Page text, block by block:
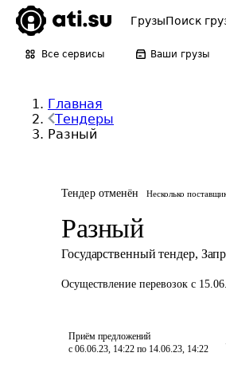
ГрузыПоиск
Все сервисы Ваши грузы
Главная
Тендеры
Разный
Тендер отменён Несколько
Разный
Государственный тендер,
Осуществление перевозок с
Приём предложений
с 06.06.23, 14:22 по 14.06.23, 14:22